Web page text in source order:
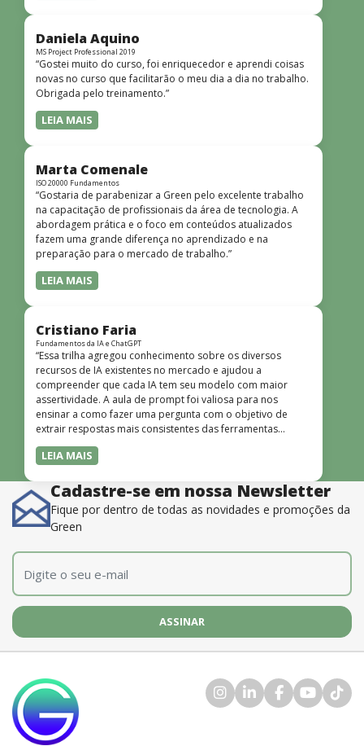
dinâmicas e envolventes. Recomendo o curso para todos
que desejam iniciar ou aprofundar seus conhecimentos em
redes!”
Daniela Aquino
MS Project Professional 2019
“Gostei muito do curso, foi enriquecedor e aprendi coisas
novas no curso que facilitarão o meu dia a dia no trabalho.
Obrigada pelo treinamento.”
LEIA MAIS
Marta Comenale
ISO 20000 Fundamentos
“Gostaria de parabenizar a Green pelo excelente trabalho
na capacitação de profissionais da área de tecnologia. A
abordagem prática e o foco em conteúdos atualizados
fazem uma grande diferença no aprendizado e na
preparação para o mercado de trabalho.”
LEIA MAIS
Cristiano Faria
Fundamentos da IA e ChatGPT
“Essa trilha agregou conhecimento sobre os diversos
recursos de IA existentes no mercado e ajudou a
compreender que cada IA tem seu modelo com maior
assertividade. A aula de prompt foi valiosa para nos
ensinar a como fazer uma pergunta com o objetivo de
extrair respostas mais consistentes das ferramentas
disponíveis. O instrutor também é muito bom, além de
dominar o conteúdo, possui uma didática que incentiva o
LEIA MAIS
Cadastre-se em nossa Newsletter
Fique por dentro de todas as novidades e promoções da
Green
E-mail